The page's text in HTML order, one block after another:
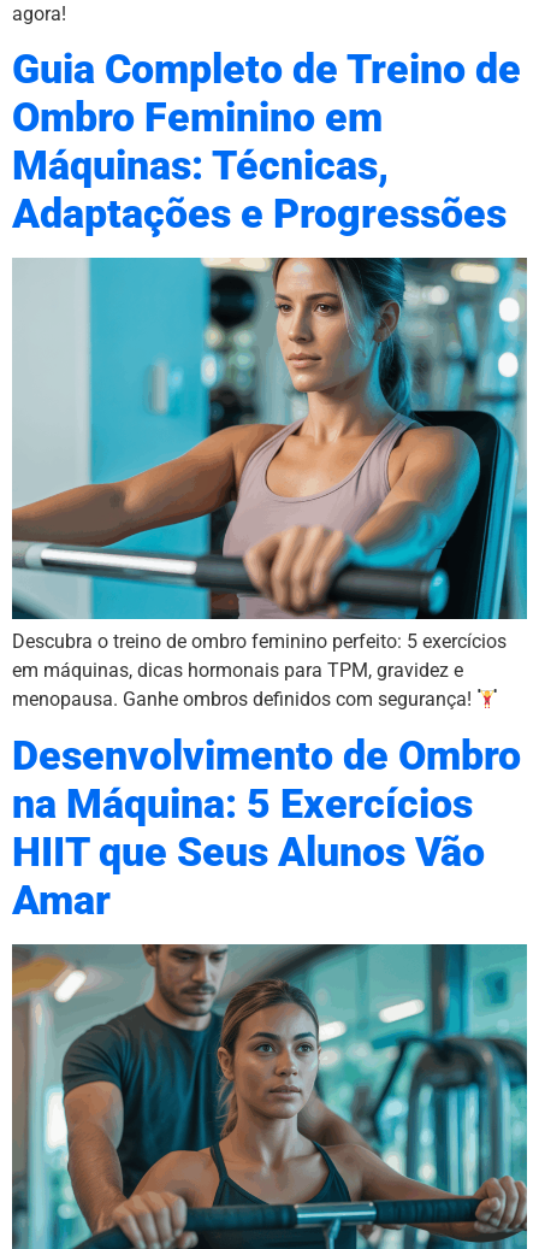
agora!
Guia Completo de Treino de
Ombro Feminino em
Máquinas: Técnicas,
Adaptações e Progressões
Descubra o treino de ombro feminino perfeito: 5 exercícios
em máquinas, dicas hormonais para TPM, gravidez e
menopausa. Ganhe ombros definidos com segurança!
Desenvolvimento de Ombro
na Máquina: 5 Exercícios
HIIT que Seus Alunos Vão
Amar